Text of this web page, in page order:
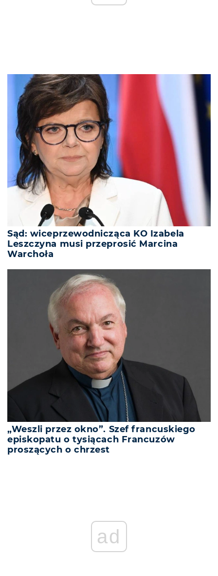
Sąd: wiceprzewodnicząca KO Izabela
Leszczyna musi przeprosić Marcina
Warchoła
„Weszli przez okno”. Szef francuskiego
episkopatu o tysiącach Francuzów
proszących o chrzest
ad